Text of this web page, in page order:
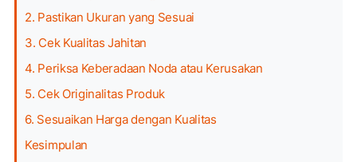
2. Pastikan Ukuran yang Sesuai
3. Cek Kualitas Jahitan
4. Periksa Keberadaan Noda atau Kerusakan
5. Cek Originalitas Produk
6. Sesuaikan Harga dengan Kualitas
Kesimpulan